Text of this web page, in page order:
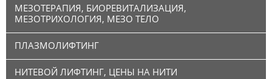
МЕЗОТЕРАПИЯ, БИОРЕВИТАЛИЗАЦИЯ,
МЕЗОТРИХОЛОГИЯ, МЕЗО ТЕЛО
ПЛАЗМОЛИФТИНГ
НИТЕВОЙ ЛИФТИНГ, ЦЕНЫ НА НИТИ